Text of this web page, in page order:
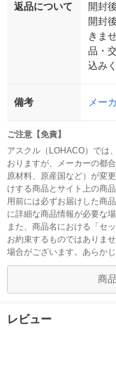
返品について
開封
開封
きま
品・
込み
備考 メー
ご注意【免責】
アスクル（LOHACO）では
おりますが、メーカーの都
原材料、原産国など）が変
けする商品とサイト上の商
用前には必ずお届けした商
に詳細な商品情報が必要な
また、商品名における「セ
お約束するものではありま
場合がございます。あらか
商
レビュー